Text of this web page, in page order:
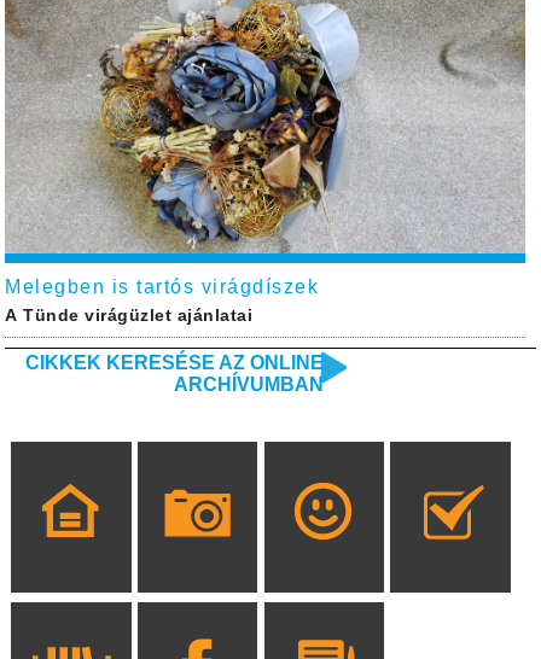
Melegben is tartós virágdíszek
A Tünde virágüzlet ajánlatai
CIKKEK KERESÉSE AZ ONLINE
ARCHÍVUMBAN